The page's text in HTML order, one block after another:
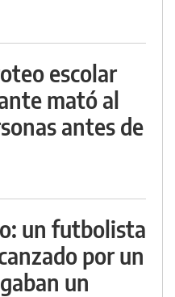
escolar
mató al
antes de
un futbolista
por un
un